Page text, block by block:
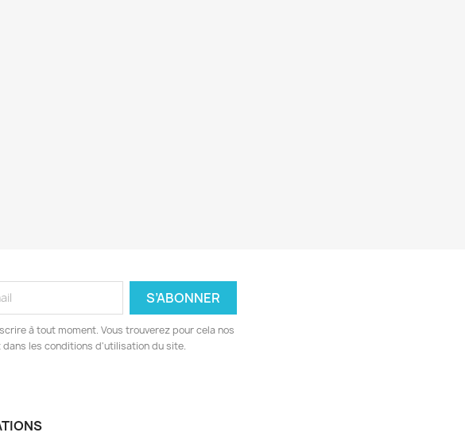
à tout moment. Vous trouverez pour cela nos
les conditions d'utilisation du site.